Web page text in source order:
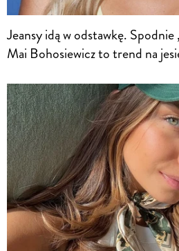
Jeansy idą w odstawkę.
Mai Bohosiewicz to trend na